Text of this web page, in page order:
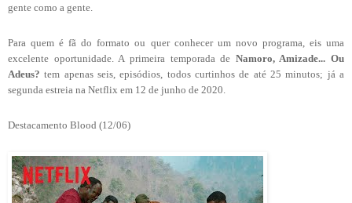
gente como a gente.
Para quem é fã do formato ou quer conhecer um novo programa, eis uma
excelente oportunidade. A primeira temporada de Namoro, Amizade... Ou
Adeus? tem apenas seis, episódios, todos curtinhos de até 25 minutos; já a
segunda estreia na Netflix em 12 de junho de 2020.
Destacamento Blood (12/06)